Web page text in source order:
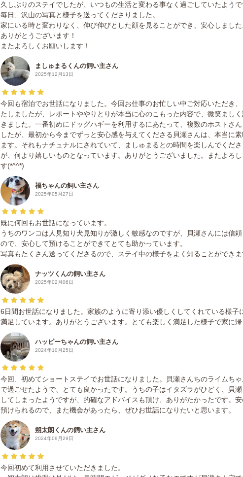
久しぶりのステイでしたが、いつもの生活と変わる事なく過ごしていたようで
毎日、沢山の写真と様子を送ってくださりました。
家にいる時と変わりなく、伸び伸びとした顔を見ることができ、安心しました
ありがとうございます！
またよろしくお願いします！
ましゅまるくんの飼い主さん
2025年12月13日
今回も宿泊でお世話になりました。今回お仕事のお忙しい中ご対応いただき
たしましたが、レポートややりとりが本当に心のこもった内容で、微笑まし
きました。一番初めにドッグハギーを利用するにあたって、複数のホストさ
したが、最初から今までずっと安心感を与えてくださる貝瀬さんは、本当に
ます。それもナチュナルにされていて、ましゅまるとの時間を楽しんでくだ
が、何より嬉しいものとなっています。ありがとうございました。またよろ
す(*^^*)
福ちゃんの飼い主さん
2025年05月27日
既に何回もお世話になっています。
うちのワンコは人見知り犬見知りが激しく敏感なのですが、貝瀬さんには信
ので、安心して預けることができてとても助かっています。
写真もたくさん送ってくださるので、ステイ中の様子をよく知ることができま
ナッツくんの飼い主さん
2025年02月06日
6日間お世話になりました。家族のように寄り添い優しくしてくれている様子
満足しています。ありがとうございます。とても楽しく満足した様子で家に帰
ハッピーちゃんの飼い主さん
2024年10月25日
今回、初めてショートステイでお世話になりました。貝瀬さんちのライムち
で過ごせたようで、とても良かったです。うちの子はイタズラがひどく、貝
してしまったようですが、的確なアドバイスも頂け、ありがたかったです。
預けられるので、また機会があったら、ぜひお世話になりたいと思います。
朔太朗くんの飼い主さん
2024年09月29日
今回初めて利用させていただきました。